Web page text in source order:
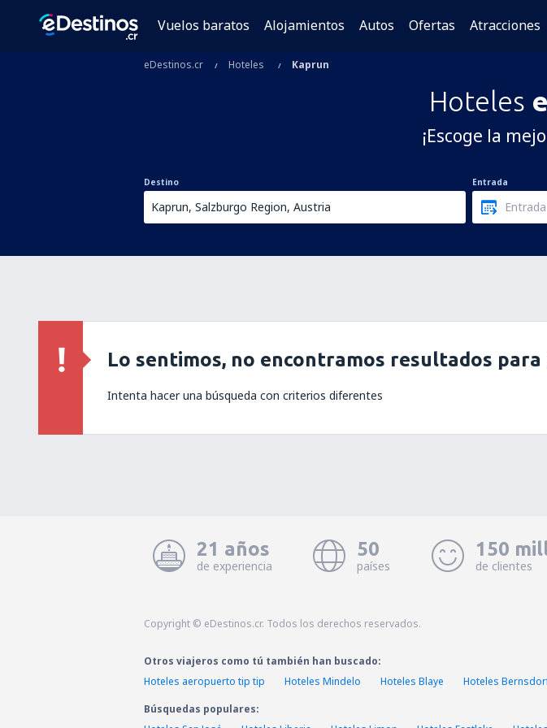
Vuelos baratos Alojamientos Autos Ofertas Atracciones
eDestinos.cr Hoteles Kaprun
Hoteles
¡Escoge la
Destino Entrada
Lo sentimos, no encontramos resultados para
Intenta hacer una búsqueda con criterios diferentes
21 años
de experiencia
50
países
150
de clientes
Copyright © eDestinos.cr. Todos los derechos reservados.
Otros viajeros como tú también han buscado:
Hoteles aeropuerto tip tip
Hoteles Mindelo Hoteles Blaye Hoteles
Búsquedas populares: